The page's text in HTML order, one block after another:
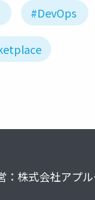
#DevOps
：株式会社アプ